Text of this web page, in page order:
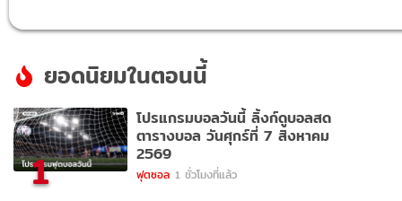
ยอดนิยมในตอนนี้
1
โปรแกรมบอลวันนี้ ลิ้งก์ดูบอลสด
ตารางบอล วันศุกร์ที่ 7 สิงหาคม
2569
ฟุตซอล 1 ชั่วโมงที่แล้ว